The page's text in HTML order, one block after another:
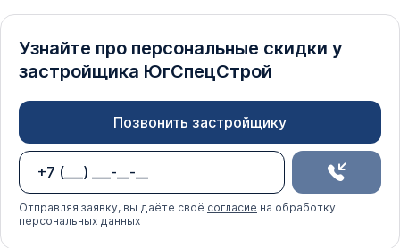
Узнайте про персональные скидки у
застройщика ЮгСпецСтрой
Позвонить застройщику
Отправляя заявку, вы даёте своё согласие на обработку
персональных данных